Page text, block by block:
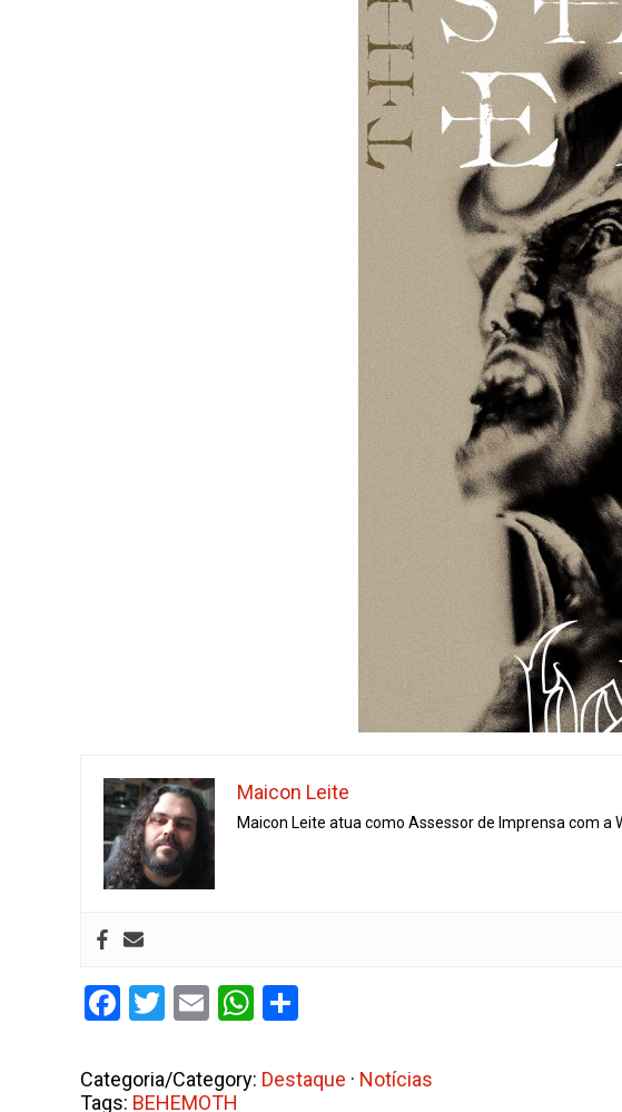
Maicon Leite
Maicon Leite atua como Assessor de Imprensa com a
Facebook
Twitter
EmailWhatsApp
Categoria/Category: Destaque · Notícias
Tags: BEHEMOTH